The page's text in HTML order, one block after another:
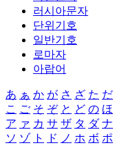
러시아문자
단위기호
일반기호
로마자
아랍어
あ ぁ か が さ ざ た だ
こ ご そ ぞ と ど の ほ
ア ァ カ サ ザ タ ダ ナ
ソ ゾ ト ド ノ ホ ボ ポ